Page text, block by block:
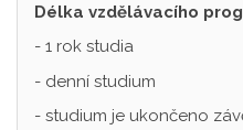
Délka vzdělávacího
- 1 rok studia
- denní studium
- studium je ukončeno